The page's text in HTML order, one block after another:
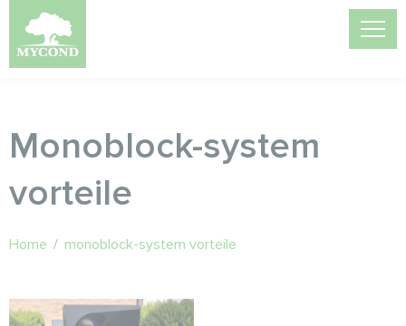
Monoblock-system
vorteile
Home / monoblock-system vorteile